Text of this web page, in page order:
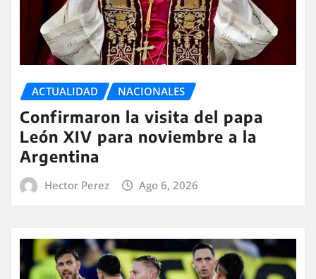
ACTUALIDAD NACIONALES
Confirmaron la visita del papa
León XIV para noviembre a la
Argentina
Hector Perez Ago 6, 2026